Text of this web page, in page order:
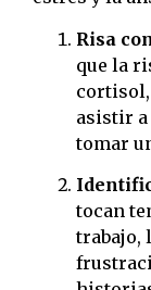
Risa
que la
cortisol,
asistir a
tomar
tocan
trabajo,